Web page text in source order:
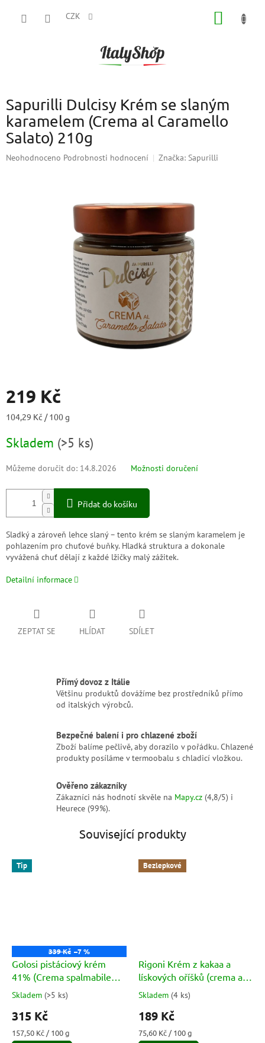
CZK
Sapurilli Dulcisy Krém se slaným
karamelem (Crema al Caramello
Salato) 210g
Průměrné
Neohodnoceno Podrobnosti hodnocení Značka: Sapurilli
219 Kč
Měrná
104,29 Kč / 100 g
Skladem (>5 ks)
Můžeme doručit do: 14.8.2026 Možnosti doručení
Přidat do košíku
Sladký a zároveň lehce slaný – tento krém se slaným karamelem je
pohlazením pro chuťové buňky. Hladká struktura a dokonale
vyvážená chuť dělají z každé lžičky malý zážitek.
Detailní informace
ZEPTAT SE HLÍDAT SDÍLET
Přímý dovoz z Itálie
Většinu produktů dovážíme bez prostředníků přímo
od italských výrobců.
Bezpečné balení i pro chlazené zboží
Zboží balíme pečlivě, aby dorazilo v pořádku. Chlazené
produkty posíláme v termoobalu s chladicí vložkou.
Ověřeno zákazníky
Zákazníci nás hodnotí skvěle na Mapy.cz (4,8/5) i
Heurece (99%).
Související produkty
Tip
339 Kč –7 %
Golosi pistáciový krém
41% (Crema spalmabile
con 41% di pistacchio)
Průměrné
hodnocení
produktu
je
Skladem (>5 ks)
315 Kč
Měrná
157,50 Kč / 100 g
Bezlepkové
Rigoni Krém z kakaa a
lískových oříšků (crema al
cacao e nocciole) BIO 250g
Průměrné
hodnocení
produktu
je
Skladem (4 ks)
189 Kč
Měrná
75,60 Kč / 100 g